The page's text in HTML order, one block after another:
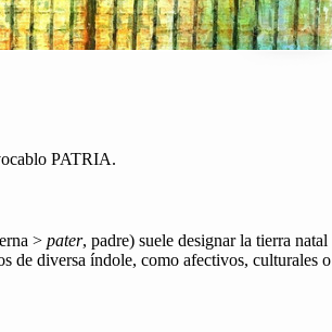
PATRIA.
> pater, padre) suele designar la tierra natal
de diversa índole, como afectivos, culturales o